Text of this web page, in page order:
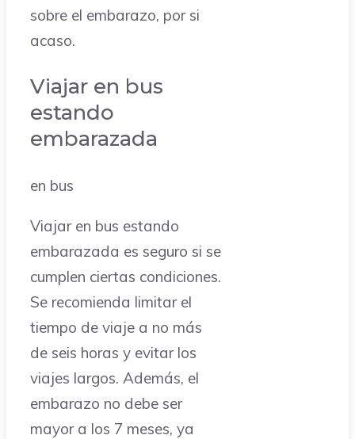
sobre el embarazo, por si
acaso.
Viajar en bus
estando
embarazada
en bus
Viajar en bus estando
embarazada es seguro si se
cumplen ciertas condiciones.
Se recomienda limitar el
tiempo de viaje a no más
de seis horas y evitar los
viajes largos. Además, el
embarazo no debe ser
mayor a los 7 meses, ya